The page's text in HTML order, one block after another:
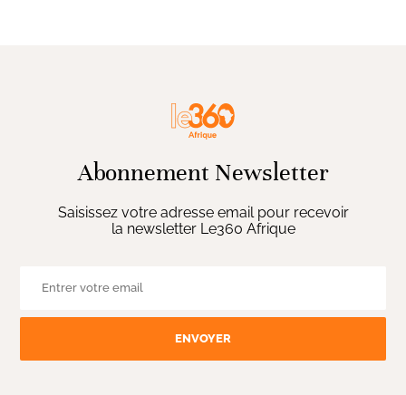
Abonnement Newsletter
Saisissez votre adresse email pour recevoir
la newsletter Le360 Afrique
ENVOYER